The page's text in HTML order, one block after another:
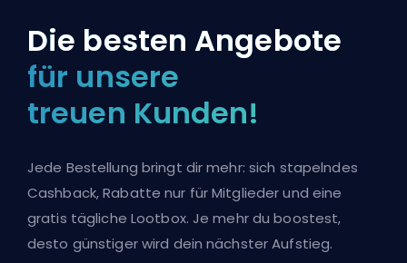
Die besten Angebote
für unsere
treuen Kunden!
Jede Bestellung bringt dir mehr: sich stapelndes
Cashback, Rabatte nur für Mitglieder und eine
gratis tägliche Lootbox. Je mehr du boostest,
desto günstiger wird dein nächster Aufstieg.